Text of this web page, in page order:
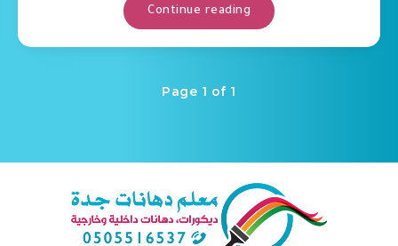
Continue reading
Page 1 of 1